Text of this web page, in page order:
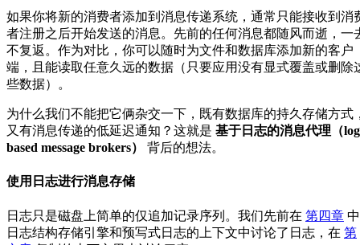
如果你将新的消费者添加到消息传递系统，通常只能接收到消
者注册之后开始发送的消息。先前的任何消息都随风而逝，一
不复返。作为对比，你可以随时为文件和数据库添加新的客户
端，且能读取任意久远的数据（只要应用没有显式覆盖或删除
些数据）。
为什么我们不能把它俩杂交一下，既有数据库的持久存储方式
又有消息传递的低延迟通知？这就是 基于日志的消息代理（
based message brokers）
背后的想法。
使用日志进行消息存储
日志只是磁盘上简单的仅追加记录序列。我们先前在 第四章 中
日志结构存储引擎和预写式日志的上下文中讨论了日志，在 第